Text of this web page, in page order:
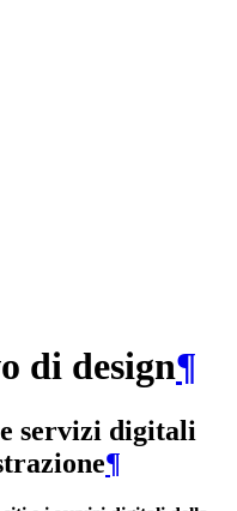
di design¶
servizi digitali
¶